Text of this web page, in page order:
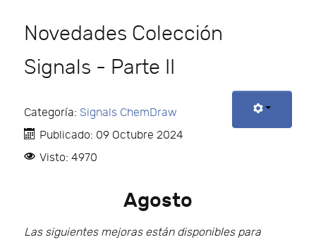
Novedades Colección
Signals - Parte II
Categoría: Signals ChemDraw
Publicado: 09 Octubre 2024
Visto: 4970
Agosto
Las siguientes mejoras están disponibles para